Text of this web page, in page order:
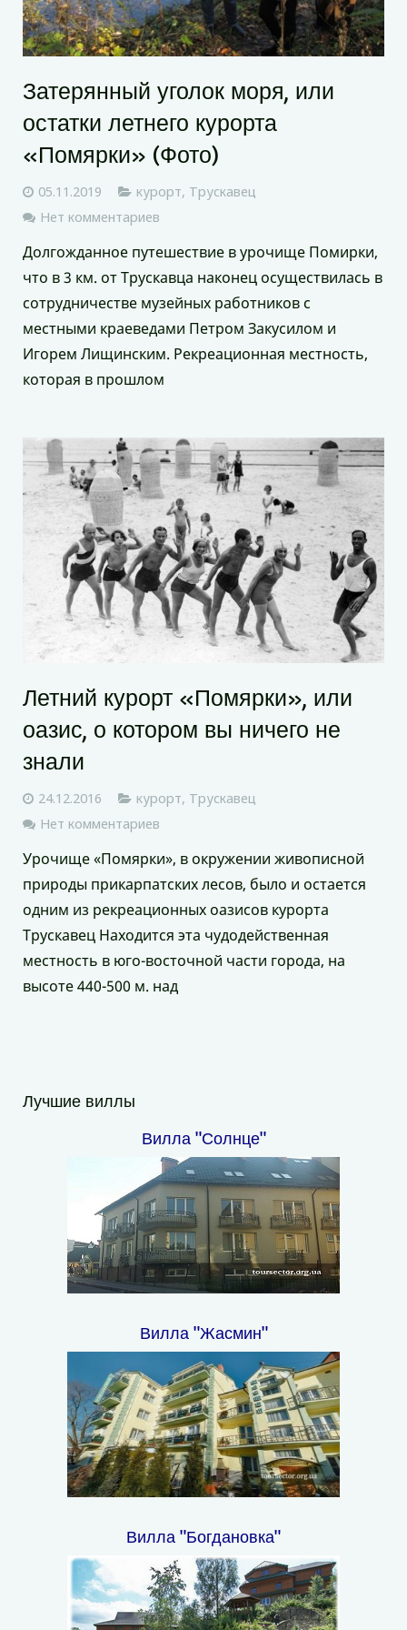
Затерянный уголок моря, или
остатки летнего курорта
«Помярки» (Фото)
05.11.2019 курорт, Трускавец
Нет комментариев
Долгожданное путешествие в урочище Помирки,
что в 3 км. от Трускавца наконец осуществилась в
сотрудничестве музейных работников с
местными краеведами Петром Закусилом и
Игорем Лищинским. Рекреационная местность,
которая в прошлом
Летний курорт «Помярки», или
оазис, о котором вы ничего не
знали
24.12.2016 курорт, Трускавец
Нет комментариев
Урочище «Помярки», в окружении живописной
природы прикарпатских лесов, было и остается
одним из рекреационных оазисов курорта
Трускавец Находится эта чудодейственная
местность в юго-восточной части города, на
высоте 440-500 м. над
Лучшие виллы
Вилла "Солнце"
Вилла "Жасмин"
Вилла "Богдановка"